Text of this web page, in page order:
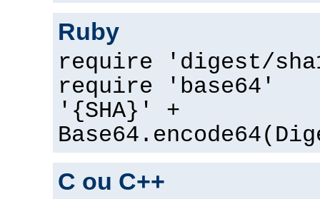
Ruby
require 'digest/
require 'base64'
'{SHA}' +
C ou C++